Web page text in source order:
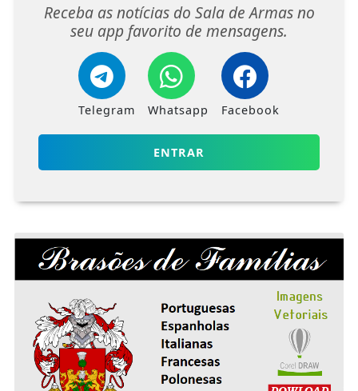
Receba as notícias do Sala de Armas no
seu app favorito de mensagens.
Telegram Whatsapp Facebook
ENTRAR